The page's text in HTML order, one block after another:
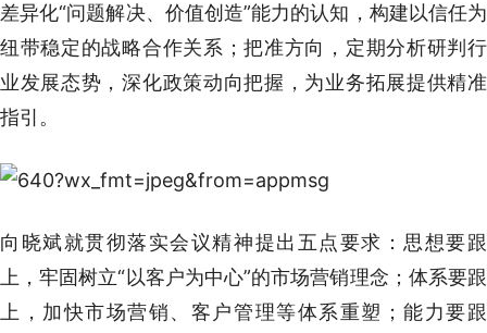
差异化“问题解决、价值创造”能力的认知，构建以信任为
纽带稳定的战略合作关系；把准方向，定期分析研判行
业发展态势，深化政策动向把握，为业务拓展提供精准
指引。
向晓斌就贯彻落实会议精神提出五点要求：思想要跟
上，牢固树立“以客户为中心”的市场营销理念；体系要跟
上，加快市场营销、客户管理等体系重塑；能力要跟